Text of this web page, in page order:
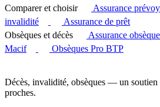
Comparer et choisir
Assurance
invalidité
Assurance de prêt
Obsèques et décès
Assurance
Macif
Obsèques Pro BTP
Décès, invalidité, obsèques — un
proches.